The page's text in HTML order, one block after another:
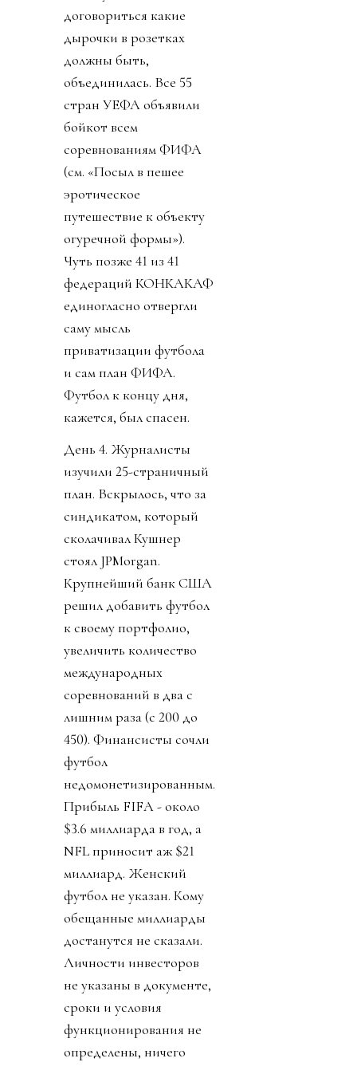
договориться какие
дырочки в розетках
должны быть,
объединилась. Все 55
стран УЕФА объявили
бойкот всем
соревнованиям ФИФА
(см. «Посыл в пешее
эротическое
путешествие к объекту
огуречной формы»).
Чуть позже 41 из 41
федераций КОНКАКАФ
единогласно отвергли
саму мысль
приватизации футбола
и сам план ФИФА.
Футбол к концу дня,
кажется, был спасен.
День 4. Журналисты
изучили 25-страничный
план. Вскрылось, что за
синдикатом, который
сколачивал Кушнер
стоял JPMorgan.
Крупнейший банк США
решил добавить футбол
к своему портфолио,
увеличить количество
международных
соревнований в два с
лишним раза (с 200 до
450). Финансисты сочли
футбол
недомонетизированным.
Прибыль FIFA - около
$3.6 миллиарда в год, а
NFL приносит аж $21
миллиард. Женский
футбол не указан. Кому
обещанные миллиарды
достанутся не сказали.
Личности инвесторов
не указаны в документе,
сроки и условия
функционирования не
определены, ничего